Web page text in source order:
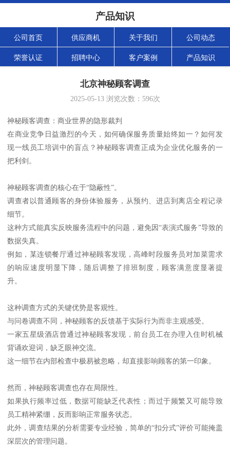
产品知识
公司首页 供应商机 关于我们 公司动态
荣誉认证 招聘中心 客户案例 产品知识
北京神秘顾客调查
2025-05-13浏览次数： 596次
神秘顾客调查：商业世界的隐形裁判
在商业竞争日益激烈的今天，如何确保服务质量始终如一？如何发
现一线员工培训中的盲点？神秘顾客调查正成为企业优化服务的一
把利剑。
神秘顾客调查的核心在于“隐蔽性”。
调查者以普通顾客的身份体验服务，从预约、进店到离店全程记录
细节。
这种方式能真实反映服务流程中的问题，避免因“表演式服务”导致的
数据失真。
例如，某连锁餐厅通过神秘顾客发现，高峰时段服务员对加菜需求
的响应速度明显下降，随后调整了排班制度，顾客满意度显著提
升。
这种调查方式的关键优势是客观性。
与问卷调查不同，神秘顾客的反馈基于实际行为而非主观感受。
一家五星级酒店曾通过神秘顾客发现，前台员工在办理入住时机械
背诵欢迎词，缺乏眼神交流。
这一细节在内部检查中极易被忽略，却直接影响顾客的第一印象。
然而，神秘顾客调查也存在局限性。
如果执行频率过低，数据可能缺乏代表性；而过于频繁又可能导致
员工精神紧绷，反而影响正常服务状态。
此外，调查结果的分析需要专业经验，简单的“扣分式”评价可能掩盖
深层次的管理问题。